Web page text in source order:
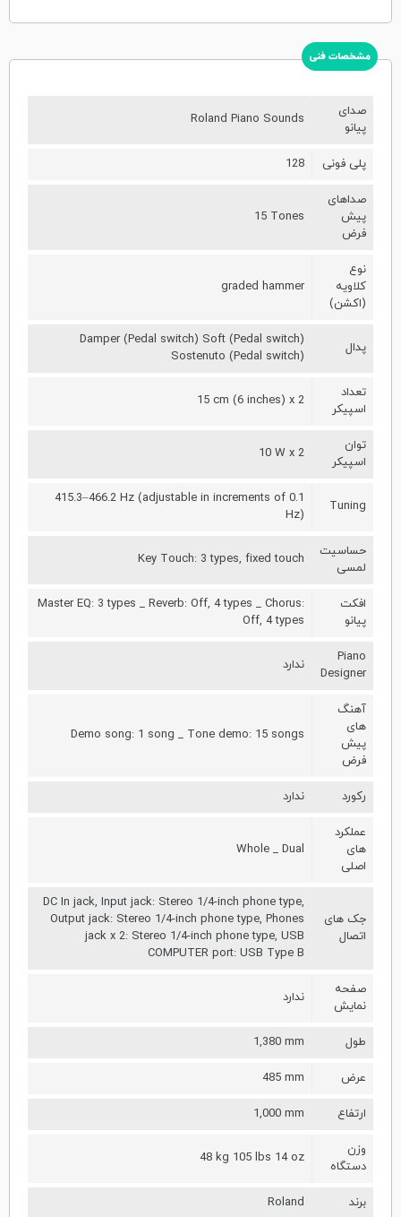
مشخصات فنی
صدای
پیانو
Roland Piano Sounds
پلی فونی 128
صداهای
پیش
فرض
15 Tones
نوع
کلاویه
(اکشن)
graded hammer
پدال
Damper (Pedal switch) Soft (Pedal switch)
Sostenuto (Pedal switch)
تعداد
اسپیکر
15 cm (6 inches) x 2
توان
اسپیکر
10 W x 2
Tuning
415.3–466.2 Hz (adjustable in increments of 0.1
Hz)
حساسیت
لمسی
Key Touch: 3 types, fixed touch
افکت
پیانو
Master EQ: 3 types _ Reverb: Off, 4 types _ Chorus:
Off, 4 types
Piano
Designer
ندارد
آهنگ
های
پیش
فرض
Demo song: 1 song _ Tone demo: 15 songs
رکورد ندارد
عملکرد
های
اصلی
Whole _ Dual
جک های
اتصال
DC In jack, Input jack: Stereo 1/4-inch phone type,
Output jack: Stereo 1/4-inch phone type, Phones
jack x 2: Stereo 1/4-inch phone type, USB
COMPUTER port: USB Type B
صفحه
نمایش
ندارد
طول 1,380 mm
عرض 485 mm
ارتفاع 1,000 mm
وزن
دستگاه
48 kg 105 lbs 14 oz
برند Roland